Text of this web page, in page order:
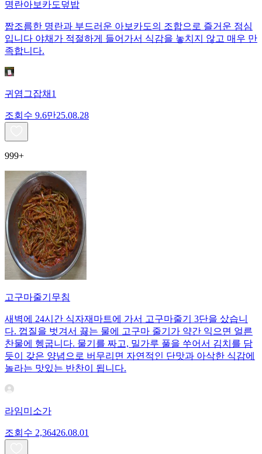
명란아보카도덮밥
짭조름한 명란과 부드러운 아보카도의 조합으로 즐거운 점심
입니다 야채가 적절하게 들어가서 식감을 놓치지 않고 매우 만
족합니다.
귀염그잡채1
조회수 9.6만25.08.28
999+
고구마줄기무침
새벽에 24시간 식자재마트에 가서 고구마줄기 3단을 샀습니
다. 껍질을 벗겨서 끓는 물에 고구마 줄기가 약간 익으면 얼른
찬물에 헹굽니다. 물기를 짜고, 밀가루 풀을 쑤어서 김치를 담
듯이 갖은 양념으로 버무리면 자연적인 단맛과 아삭한 식감에
놀라는 맛있는 반찬이 됩니다.
라임미소가
조회수 2,36426.08.01